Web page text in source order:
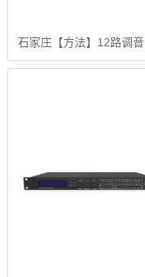
石家庄